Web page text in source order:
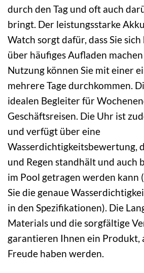
durch den Tag und oft auch
bringt. Der leistungsstarke
Watch sorgt dafür, dass Sie
über häufiges Aufladen machen
Nutzung können Sie mit einer
mehrere Tage durchkommen.
idealen Begleiter für
Geschäftsreisen. Die Uhr ist
und verfügt über eine
Wasserdichtigkeitsbewertung,
und Regen standhält und auch
im Pool getragen werden kann
Sie die genaue
in den Spezifikationen). Die
Materials und die sorgfältige
garantieren Ihnen ein Produkt,
Freude haben werden.